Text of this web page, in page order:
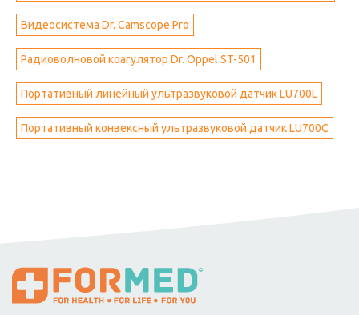
Видеосистема Dr. Camscope Pro
Радиоволновой коагулятор Dr. Oppel ST-501
Портативный линейный ультразвуковой датчик LU700L
Портативный конвексный ультразвуковой датчик LU700C